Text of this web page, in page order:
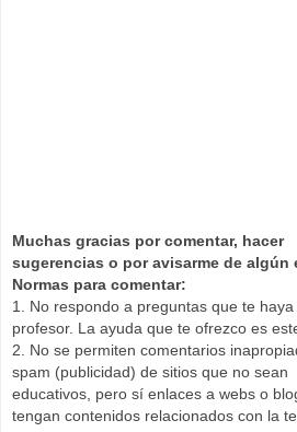
Muchas gracias por comentar, hacer
sugerencias o por avisarme de algún
Normas para comentar:
1. No respondo a preguntas que te haya
profesor. La ayuda que te ofrezco es
2. No se permiten comentarios
spam (publicidad) de sitios que no sean
educativos, pero sí enlaces a webs o
tengan contenidos relacionados con la